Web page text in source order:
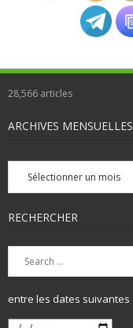
28,566 articles
ARCHIVES MENSUELLES
Archives
mensuelles
RECHERCHER
entre les dates suivantes